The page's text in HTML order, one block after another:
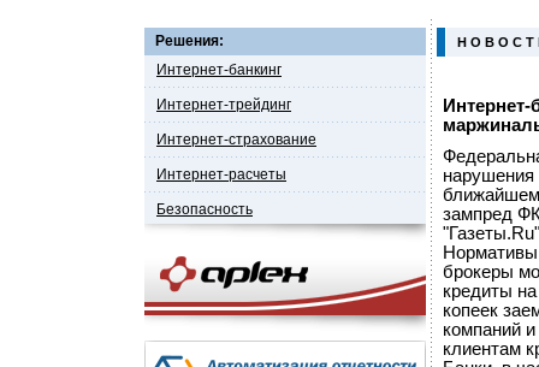
Решения:
Интернет-банкинг
Интернет-трейдинг
Интернет-страхование
Интернет-расчеты
Безопасность
Н О В О С Т
Интернет-
нарушения
зампред
брокеры
кредиты
копеек
компаний
клиентам